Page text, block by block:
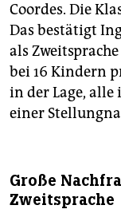
Coordes. Die
Das bestätigt
als
bei 16 Kindern
in der Lage,
einer
Große
Zweitsprache